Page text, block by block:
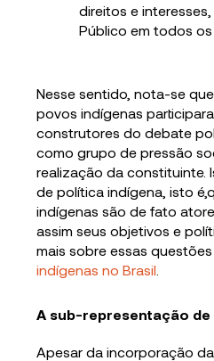
direitos e
Público em todos
Nesse sentido, nota-se
povos indígenas
construtores do debate
como grupo de pressão
realização da constituinte.
de política indígena, isto
indígenas são de fato
assim seus objetivos e
mais sobre essas
indígenas no Brasil
A sub-representação
Apesar da incorporação